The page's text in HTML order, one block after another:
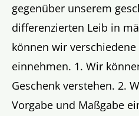
gegenüber unserem
differenzierten Leib in
können wir
einnehmen. 1. Wir
Geschenk verstehen. 2.
Vorgabe und Maßgabe